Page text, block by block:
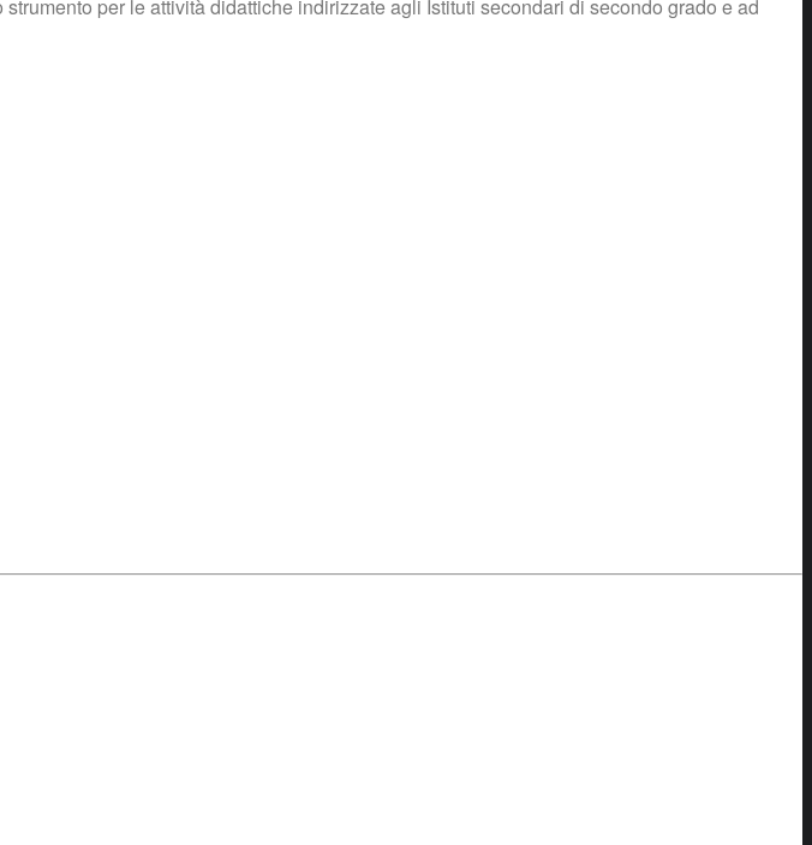
per le attività didattiche indirizzate agli Istituti secondari di secondo grado e ad